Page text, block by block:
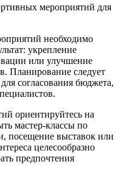
необходимо
укрепление
или улучшение
Планирование следует
согласования бюджета,
ориентируйтесь на
мастер-классы по
посещение выставок или
целесообразно
предпочтения